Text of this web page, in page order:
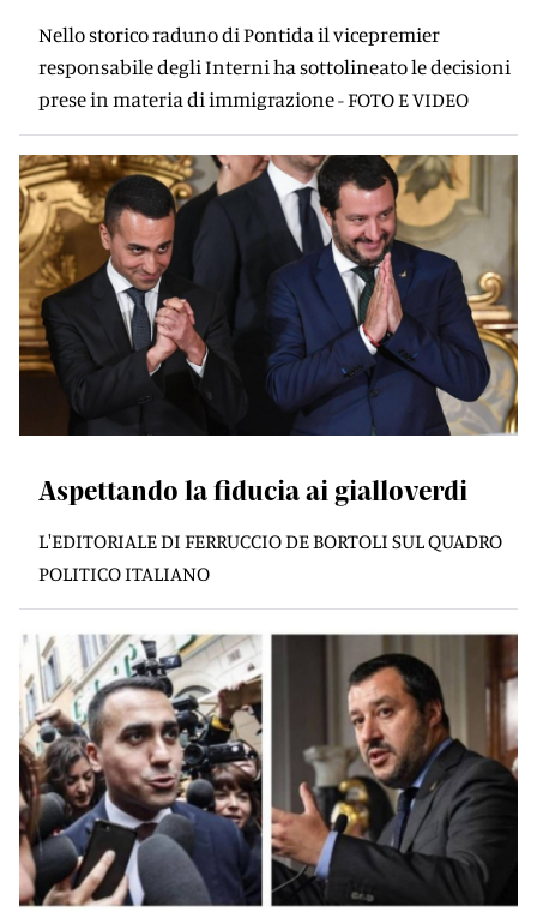
Nello storico raduno di Pontida il vicepremier
responsabile degli Interni ha sottolineato le decisioni
prese in materia di immigrazione - FOTO E VIDEO
Aspettando la fiducia ai gialloverdi
L'EDITORIALE DI FERRUCCIO DE BORTOLI SUL QUADRO
POLITICO ITALIANO